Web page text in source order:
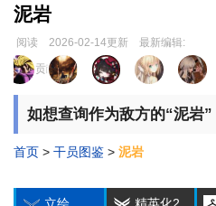
泥岩
阅读 2026-02-14更新 最新编辑:
跳
到
导
跳
到
搜
页面贡献者 :
如想查询作为敌方的“泥岩
首页 > 干员图鉴 > 泥岩